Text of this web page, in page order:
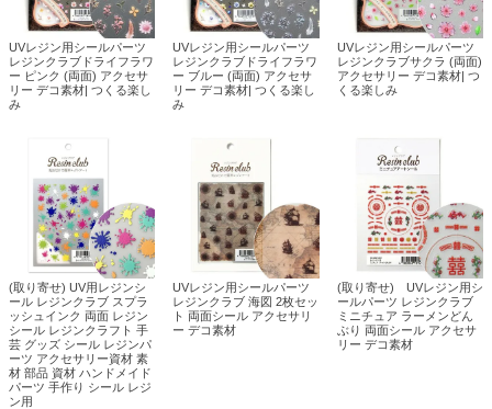
UVレジン用シールパーツ
レジンクラブドライフラワ
ー ピンク (両面) アクセサ
リー デコ素材| つくる楽し
み
UVレジン用シールパーツ
レジンクラブドライフラワ
ー ブルー (両面) アクセサ
リー デコ素材| つくる楽し
み
UVレジン用シールパーツ
レジンクラブサクラ (両面)
アクセサリー デコ素材| つ
くる楽しみ
(取り寄せ) UV用レジンシ
ール レジンクラブ スプラ
ッシュインク 両面 レジン
シール レジンクラフト 手
芸 グッズ シール レジンパ
ーツ アクセサリー資材 素
材 部品 資材 ハンドメイド
パーツ 手作り シール レジ
ン用
UVレジン用シールパーツ
レジンクラブ 海図 2枚セッ
ト 両面シール アクセサリ
ー デコ素材
(取り寄せ) UVレジン用シ
ールパーツ レジンクラブ
ミニチュア ラーメンどん
ぶり 両面シール アクセサ
リー デコ素材